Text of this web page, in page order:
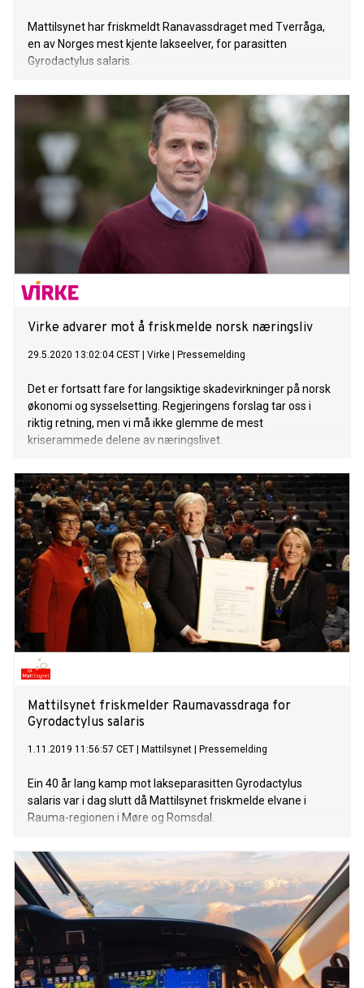
Mattilsynet har friskmeldt Ranavassdraget med Tverråga,
en av Norges mest kjente lakseelver, for parasitten
Gyrodactylus salaris.
Virke advarer mot å friskmelde norsk næringsliv
29.5.2020 13:02:04 CEST Virke Pressemelding
Det er fortsatt fare for langsiktige skadevirkninger på norsk
økonomi og sysselsetting. Regjeringens forslag tar oss i
riktig retning, men vi må ikke glemme de mest
kriserammede delene av næringslivet.
Mattilsynet friskmelder Raumavassdraga for
Gyrodactylus salaris
1.11.2019 11:56:57 CET Mattilsynet Pressemelding
Ein 40 år lang kamp mot lakseparasitten Gyrodactylus
salaris var i dag slutt då Mattilsynet friskmelde elvane i
Rauma-regionen i Møre og Romsdal.